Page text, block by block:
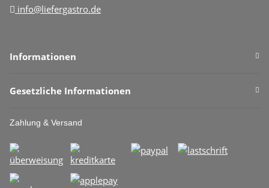
info@liefergastro.de
Informationen
Gesetzliche Informationen
Zahlung & Versand